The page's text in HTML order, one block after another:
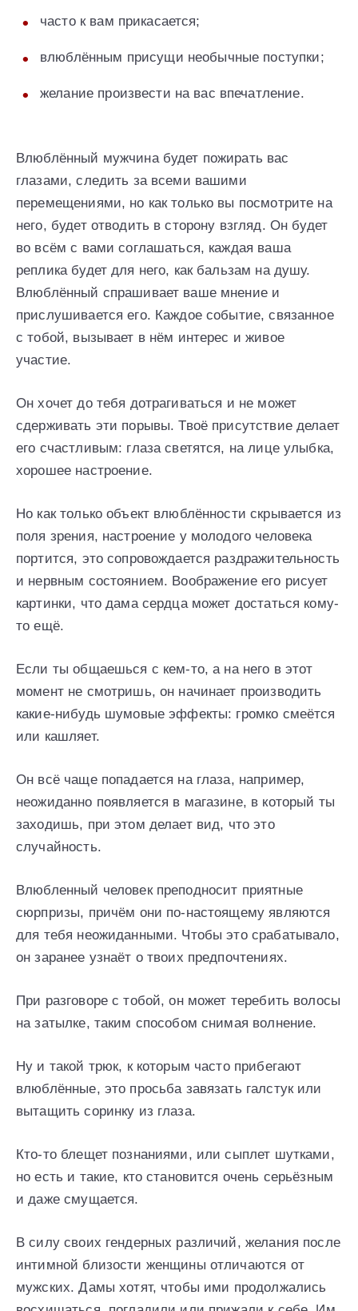
часто к вам прикасается;
влюблённым присущи необычные поступки;
желание произвести на вас впечатление.
Влюблённый мужчина будет пожирать вас
глазами, следить за всеми вашими
перемещениями, но как только вы посмотрите на
него, будет отводить в сторону взгляд. Он будет
во всём с вами соглашаться, каждая ваша
реплика будет для него, как бальзам на душу.
Влюблённый спрашивает ваше мнение и
прислушивается его. Каждое событие, связанное
с тобой, вызывает в нём интерес и живое
участие.
Он хочет до тебя дотрагиваться и не может
сдерживать эти порывы. Твоё присутствие делает
его счастливым: глаза светятся, на лице улыбка,
хорошее настроение.
Но как только объект влюблённости скрывается из
поля зрения, настроение у молодого человека
портится, это сопровождается раздражительность
и нервным состоянием. Воображение его рисует
картинки, что дама сердца может достаться кому-
то ещё.
Если ты общаешься с кем-то, а на него в этот
момент не смотришь, он начинает производить
какие-нибудь шумовые эффекты: громко смеётся
или кашляет.
Он всё чаще попадается на глаза, например,
неожиданно появляется в магазине, в который ты
заходишь, при этом делает вид, что это
случайность.
Влюбленный человек преподносит приятные
сюрпризы, причём они по-настоящему являются
для тебя неожиданными. Чтобы это срабатывало,
он заранее узнаёт о твоих предпочтениях.
При разговоре с тобой, он может теребить волосы
на затылке, таким способом снимая волнение.
Ну и такой трюк, к которым часто прибегают
влюблённые, это просьба завязать галстук или
вытащить соринку из глаза.
Кто-то блещет познаниями, или сыплет шутками,
но есть и такие, кто становится очень серьёзным
и даже смущается.
В силу своих гендерных различий, желания после
интимной близости женщины отличаются от
мужских. Дамы хотят, чтобы ими продолжались